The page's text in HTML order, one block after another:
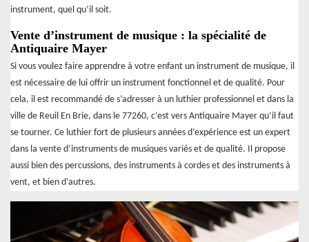
instrument, quel qu’il soit.
Vente d’instrument de musique : la spécialité de
Antiquaire Mayer
Si vous voulez faire apprendre à votre enfant un instrument de musique, il
est nécessaire de lui offrir un instrument fonctionnel et de qualité. Pour
cela, il est recommandé de s’adresser à un luthier professionnel et dans la
ville de Reuil En Brie, dans le 77260, c’est vers Antiquaire Mayer qu’il faut
se tourner. Ce luthier fort de plusieurs années d’expérience est un expert
dans la vente d’instruments de musiques variés et de qualité. Il propose
aussi bien des percussions, des instruments à cordes et des instruments à
vent, et bien d’autres.